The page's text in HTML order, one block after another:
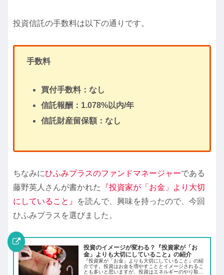
投資信託の手数料は以下の通りです。
手数料
買付手数料：なし
信託報酬：1.078%以内/年
信託財産留保額：なし
ちなみにひふみプラスのファンドマネージャーである
藤野英人さんが書かれた
『投資家が「お金」より大切
にしていること』
を読んで、興味を持ったので、今回
ひふみプラスを選びました。
投資のイメージが変わる？『投資家が「お
金」よりも大切にしていること』の紹介
『投資家が「お金」よりも大切にしていること』の紹
介です。投資はお金を増やすこととイメージされるこ
とも多いと思いますが、投資はエネルギーのやり取り